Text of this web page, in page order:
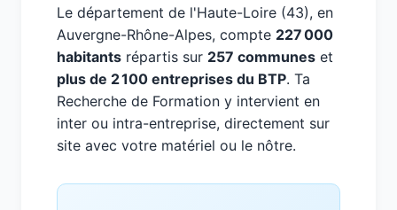
Le département de l'Haute-Loire (43), en
Auvergne-Rhône-Alpes, compte 227 000
habitants répartis sur 257 communes et
plus de 2 100 entreprises du BTP. Ta
Recherche de Formation y intervient en
inter ou intra-entreprise, directement sur
site avec votre matériel ou le nôtre.